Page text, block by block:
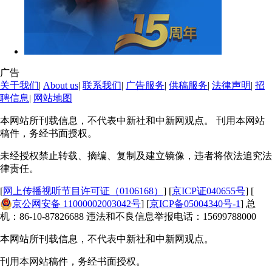
广告
关于我们| About us| 联系我们| 广告服务| 供稿服务| 法律声明| 招
聘信息| 网站地图
本网站所刊载信息，不代表中新社和中新网观点。 刊用本网站
稿件，务经书面授权。
未经授权禁止转载、摘编、复制及建立镜像，违者将依法追究法
律责任。
[网上传播视听节目许可证（0106168） ] [京ICP证040655号] [
京公网安备 11000002003042号] [京ICP备05004340号-1] 总
机：86-10-87826688 违法和不良信息举报电话：15699788000
本网站所刊载信息，不代表中新社和中新网观点。
刊用本网站稿件，务经书面授权。